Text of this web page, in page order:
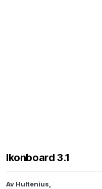
Ikonboard 3.1
Av Hultenius,